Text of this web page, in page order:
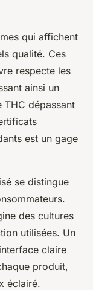
qui affichent
qualité. Ces
respecte les
ainsi un
THC dépassant
est un gage
se distingue
des cultures
utilisées. Un
claire
produit,
éclairé.